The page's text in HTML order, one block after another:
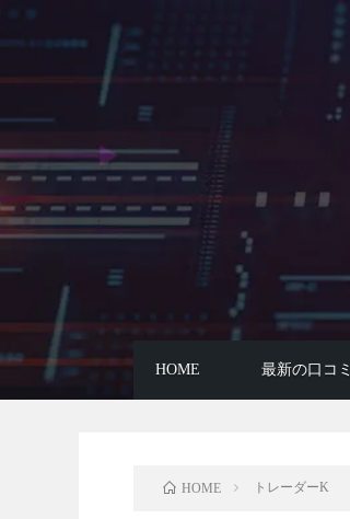
HOME 最新の口コミ
HOME トレーダーK